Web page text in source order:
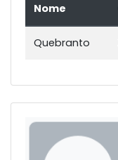
Nome
Quebranto